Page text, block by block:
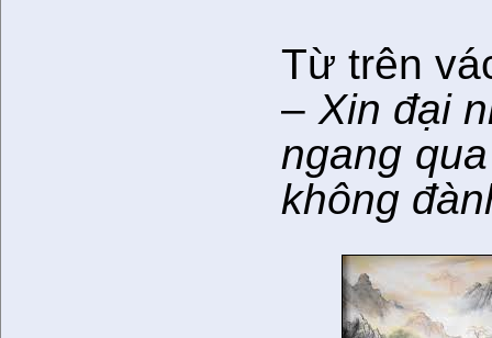
Từ trên
– Xin đại
ngang
không